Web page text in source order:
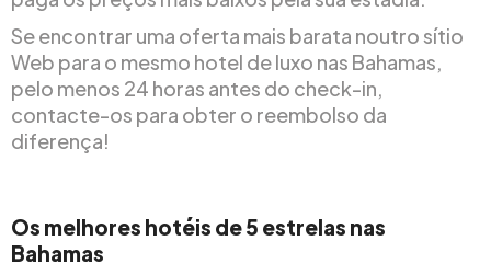
Se encontrar uma oferta mais barata noutro sítio
Web para o mesmo hotel de luxo nas Bahamas,
pelo menos 24 horas antes do check-in,
contacte-os para obter o reembolso da
diferença!
Os melhores hotéis de 5 estrelas nas
Bahamas